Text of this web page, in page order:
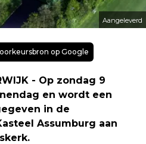
Aangeleverd
op Google
- Op zondag 9
en wordt een
in de
Assumburg aan